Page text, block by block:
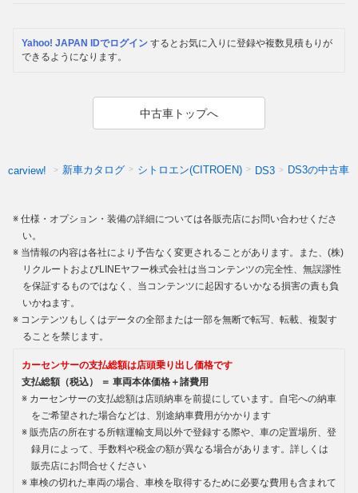
Yahoo! JAPAN IDでログイン するとお気に入りに登録や複数見積もりが
できるようになります。
中古車トップへ
carview! 新車カタログ シトロエン(CITROEN) DS3 DS3の中古車
仕様・オプション・装備の詳細については各販売店にお問い合わせくださ
い。
当情報の内容は各社により予告なく変更されることがあります。また、(株)
リクルートおよびLINEヤフー株式会社は当コンテンツの完全性、無誤謬性
を保証するものではなく、当コンテンツに起因するいかなる損害の責も負
いかねます。
コンテンツもしくはデータの全部または一部を無断で転写、転載、複製す
ることを禁じます。
カーセンサーの支払総額は店頭乗り出し価格です
支払総額（税込） ＝ 車両本体価格＋諸費用
カーセンサーの支払総額は店頭納車を前提にしています。自宅への納車
をご希望された場合などは、別途納車費用がかかります
販売店の所在する所轄運輸支局以外で登録する際や、車の定置場所、登
録月によって、手数料や税金の額が異なる場合があります。詳しくは
販売店にお問合せください
車検の切れた車両の場合、車検を取得するために必要な費用も含まれて